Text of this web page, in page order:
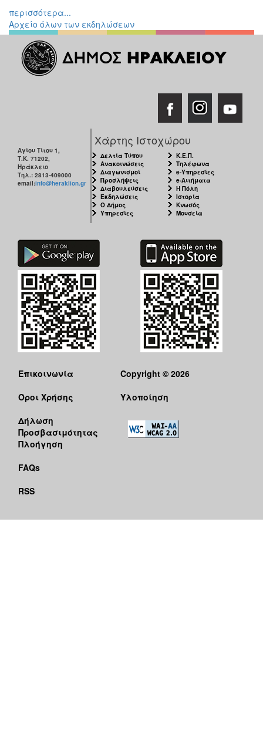
περισσότερα...
Αρχείο όλων των εκδηλώσεων
Αγίου Τίτου 1,
Τ.Κ. 71202,
Ηράκλειο
Τηλ.: 2813-409000
email:info@heraklion.gr
Χάρτης Ιστοχώρου
Δελτία Τύπου
Ανακοινώσεις
Διαγωνισμοί
Προσλήψεις
Διαβουλεύσεις
Εκδηλώσεις
Ο Δήμος
Υπηρεσίες
Κ.Ε.Π.
Τηλέφωνα
e-Υπηρεσίες
e-Αιτήματα
Η Πόλη
Ιστορία
Κνωσός
Μουσεία
Επικοινωνία
Όροι Χρήσης
Δήλωση
Προσβασιμότητας
Πλοήγηση
FAQs
RSS
Copyright © 2026
Υλοποίηση